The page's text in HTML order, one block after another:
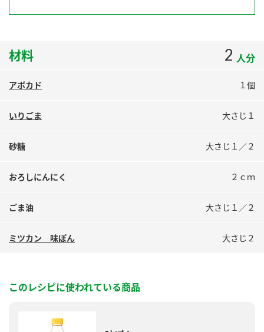
すしラボ
納豆の豆知識
ロングセラー商品 ＋ おすすめレシピ
ミツカン公式通販
材料 2 人分
アボカド １個
いりごま 大さじ１
砂糖 大さじ１／２
おろしにんにく ２ｃｍ
ごま油 大さじ１／２
ミツカン 味ぽん 大さじ２
このレシピに使われている商品